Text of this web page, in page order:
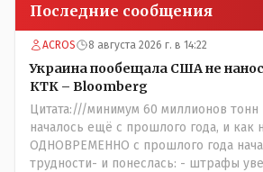
Последние сообщения
ACROS 8 августа 2026 г. в 14:22
Украина пообещала США не
КТК – Bloomberg
Цитата:///минимум 60 миллионов
началось ещё с прошлого года, и как
ОДНОВРЕМЕННО с прошлого года
трудности- и понеслась: - штрафы